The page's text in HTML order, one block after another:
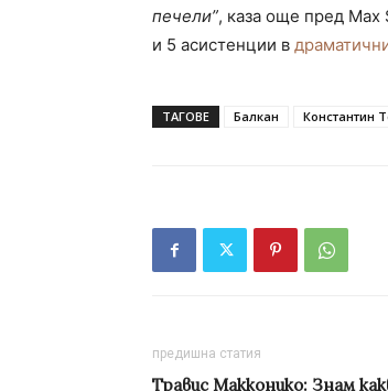
печели”, каза още пред Max
и 5 асистенции в
ТАГОВЕ Балкан Константин
предишна статия
Травис Макконико: Знам